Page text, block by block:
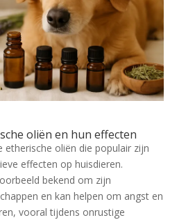
oliën en hun effecten
etherische oliën die populair zijn
effecten op huisdieren.
bekend om zijn
en kan helpen om angst en
vooral tijdens onrustige